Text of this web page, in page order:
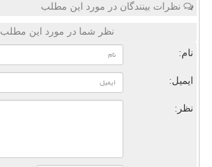
نظرات بینندگان در مورد این مطلب
نظر شما در مورد این مطلب
نام:
ایمیل:
نظر: